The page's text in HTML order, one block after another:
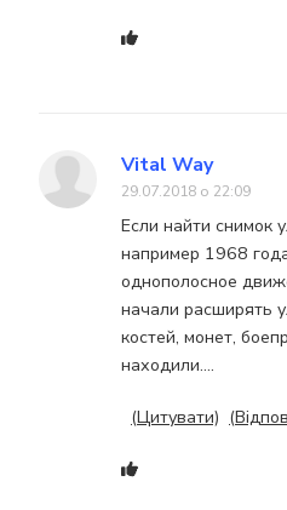
Vital Way
29.07.2018 о 22:09
Если найти снимок
например 1968
однополосное
начали расширять
костей, монет,
находили….
(Цитувати)